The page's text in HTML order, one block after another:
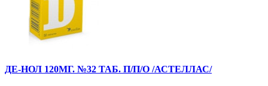
ДЕ-НОЛ 120МГ. №32 ТАБ. П/П/О /АСТЕЛЛАС/